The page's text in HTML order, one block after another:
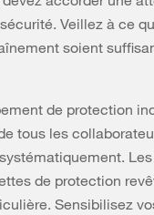
Veillez à ce
soient
de protection
tous les
de protection
Sensibilisez